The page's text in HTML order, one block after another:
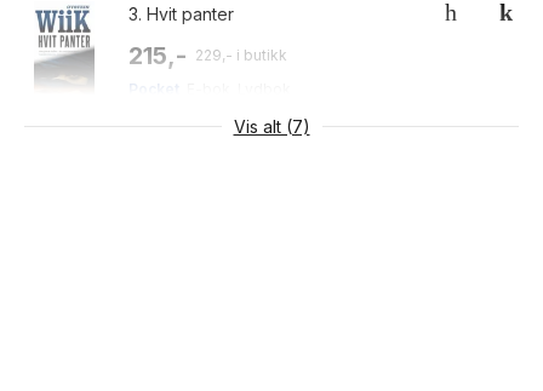
3. Hvit panter
215,- 229,- i butikk
Pocket
Vis alt (7)